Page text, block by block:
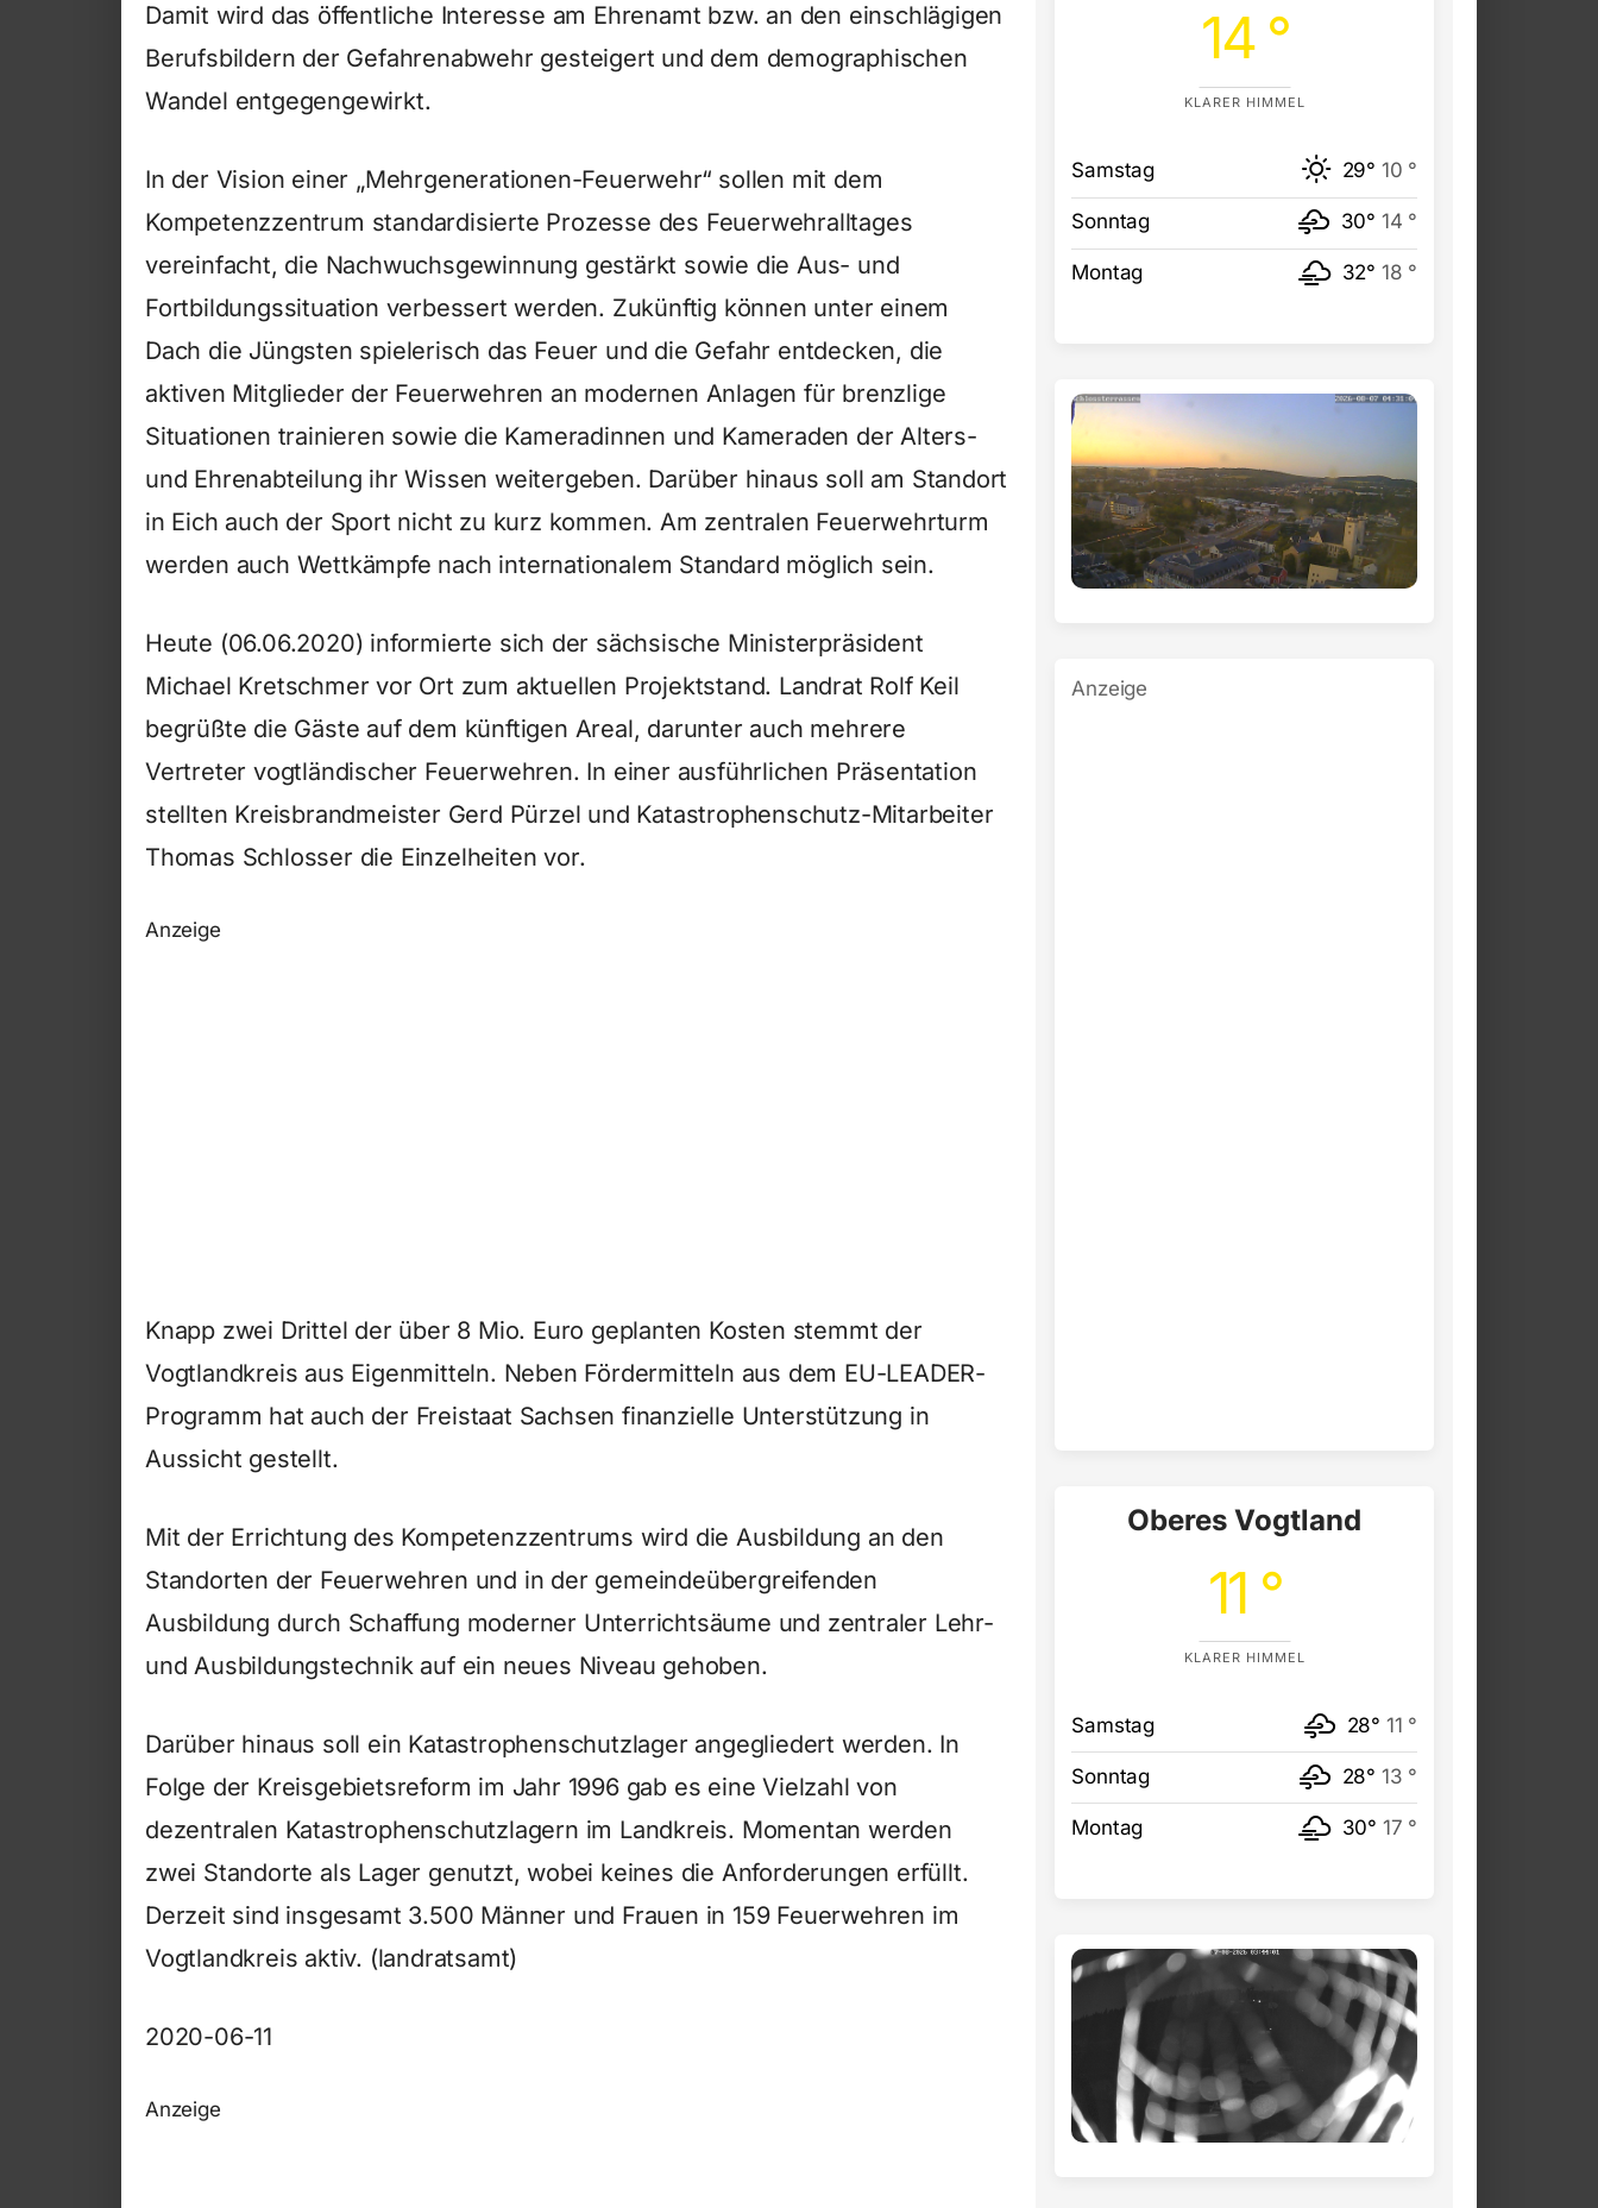
Damit wird das öffentliche Interesse am Ehrenamt bzw. an den einschlägigen
Berufsbildern der Gefahrenabwehr gesteigert und dem demographischen
Wandel entgegengewirkt.
In der Vision einer „Mehrgenerationen-Feuerwehr“ sollen mit dem
Kompetenzzentrum standardisierte Prozesse des Feuerwehralltages
vereinfacht, die Nachwuchsgewinnung gestärkt sowie die Aus- und
Fortbildungssituation verbessert werden. Zukünftig können unter einem
Dach die Jüngsten spielerisch das Feuer und die Gefahr entdecken, die
aktiven Mitglieder der Feuerwehren an modernen Anlagen für brenzlige
Situationen trainieren sowie die Kameradinnen und Kameraden der Alters-
und Ehrenabteilung ihr Wissen weitergeben. Darüber hinaus soll am Standort
in Eich auch der Sport nicht zu kurz kommen. Am zentralen Feuerwehrturm
werden auch Wettkämpfe nach internationalem Standard möglich sein.
Heute (06.06.2020) informierte sich der sächsische Ministerpräsident
Michael Kretschmer vor Ort zum aktuellen Projektstand. Landrat Rolf Keil
begrüßte die Gäste auf dem künftigen Areal, darunter auch mehrere
Vertreter vogtländischer Feuerwehren. In einer ausführlichen Präsentation
stellten Kreisbrandmeister Gerd Pürzel und Katastrophenschutz-Mitarbeiter
Thomas Schlosser die Einzelheiten vor.
Anzeige
Knapp zwei Drittel der über 8 Mio. Euro geplanten Kosten stemmt der
Vogtlandkreis aus Eigenmitteln. Neben Fördermitteln aus dem EU-LEADER-
Programm hat auch der Freistaat Sachsen finanzielle Unterstützung in
Aussicht gestellt.
Mit der Errichtung des Kompetenzzentrums wird die Ausbildung an den
Standorten der Feuerwehren und in der gemeindeübergreifenden
Ausbildung durch Schaffung moderner Unterrichtsäume und zentraler Lehr-
und Ausbildungstechnik auf ein neues Niveau gehoben.
Darüber hinaus soll ein Katastrophenschutzlager angegliedert werden. In
Folge der Kreisgebietsreform im Jahr 1996 gab es eine Vielzahl von
dezentralen Katastrophenschutzlagern im Landkreis. Momentan werden
zwei Standorte als Lager genutzt, wobei keines die Anforderungen erfüllt.
Derzeit sind insgesamt 3.500 Männer und Frauen in 159 Feuerwehren im
Vogtlandkreis aktiv. (landratsamt)
2020-06-11
Anzeige
14 °
KLARER HIMMEL
Samstag 29° 10 °
Sonntag 30° 14 °
Montag 32° 18 °
Anzeige
Oberes Vogtland
11 °
KLARER HIMMEL
Samstag 28° 11 °
Sonntag 28° 13 °
Montag 30° 17 °